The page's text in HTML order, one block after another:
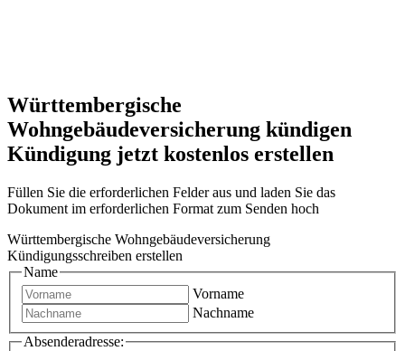
Württembergische
Wohngebäudeversicherung kündigen
Kündigung jetzt kostenlos erstellen
Füllen Sie die erforderlichen Felder aus und laden Sie das
Dokument im erforderlichen Format zum Senden hoch
Württembergische Wohngebäudeversicherung
Kündigungsschreiben erstellen
Name
Vorname
Nachname
Absenderadresse: